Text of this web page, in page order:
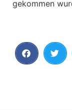
gekommen